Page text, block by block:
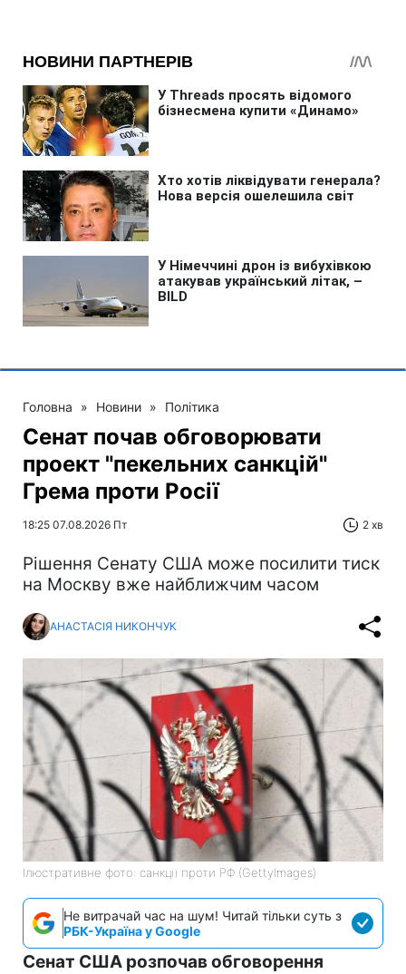
Головна » Новини » Політика
Сенат почав обговорювати
проект "пекельних санкцій"
Грема проти Росії
18:25 07.08.2026 Пт 2 хв
Рішення Сенату США може посилити тиск
на Москву вже найближчим часом
АНАСТАСІЯ НИКОНЧУК
Ілюстративне фото: санкції проти РФ (GettyImages)
Не витрачай час на шум! Читай тільки суть з
РБК-Україна у Google
Сенат США розпочав обговорення